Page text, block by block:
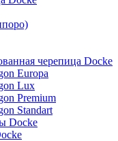
черепица Docke
Europa
Lux
Premium
Standart
Docke